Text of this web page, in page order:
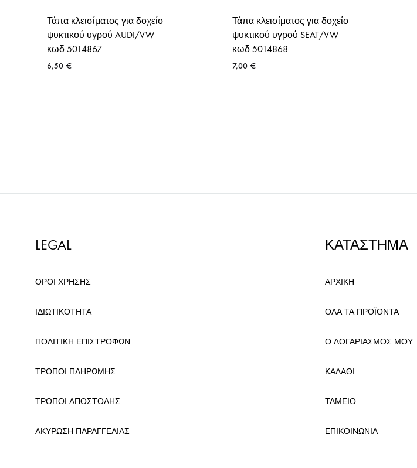
Τάπα κλεισίματος για δοχείο
ψυκτικού υγρού AUDI/VW
κωδ.5014867
6,50 €
Τάπα κλεισίματος για δοχείο
ψυκτικού υγρού SEAT/VW
κωδ.5014868
7,00 €
LEGAL
ΟΡΟΙ ΧΡΗΣΗΣ
ΙΔΙΩΤΙΚΟΤΗΤΑ
ΠΟΛΙΤΙΚΗ ΕΠΙΣΤΡΟΦΩΝ
ΤΡΟΠΟΙ ΠΛΗΡΩΜΗΣ
ΤΡΟΠΟΙ ΑΠΟΣΤΟΛΗΣ
ΑΚΥΡΩΣΗ ΠΑΡΑΓΓΕΛΙΑΣ
ΚΑΤΑΣΤΗΜΑ
ΑΡΧΙΚΗ
ΟΛΑ ΤΑ ΠΡΟΪΟΝΤΑ
Ο ΛΟΓΑΡΙΑΣΜΟΣ ΜΟΥ
ΚΑΛΑΘΙ
ΤΑΜΕΙΟ
ΕΠΙΚΟΙΝΩΝΙΑ